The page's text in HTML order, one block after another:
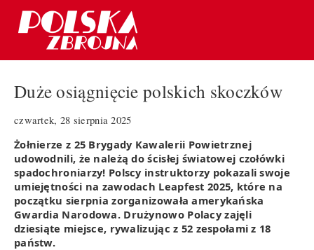
Duże osiągnięcie polskich skoczków
czwartek, 28 sierpnia 2025
Żołnierze z 25 Brygady Kawalerii Powietrznej
udowodnili, że należą do ścisłej światowej czołówki
spadochroniarzy! Polscy instruktorzy pokazali swoje
umiejętności na zawodach Leapfest 2025, które na
początku sierpnia zorganizowała amerykańska
Gwardia Narodowa. Drużynowo Polacy zajęli
dziesiąte miejsce, rywalizując z 52 zespołami z 18
państw.